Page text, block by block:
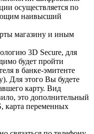
осуществляется по
наивысший
магазину и иным
3D Secure, для
будет пройти
в банке-эмитенте
Для этого Вы будете
карту. Вид
это дополнительный
карта переменных